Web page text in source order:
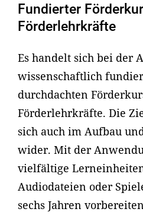
Fundierter
Förderlehrkräfte
Es handelt sich bei der
wissenschaftlich
durchdachten
Förderlehrkräfte. Die
sich auch im Aufbau
wider. Mit der
vielfältige
Audiodateien oder
sechs Jahren